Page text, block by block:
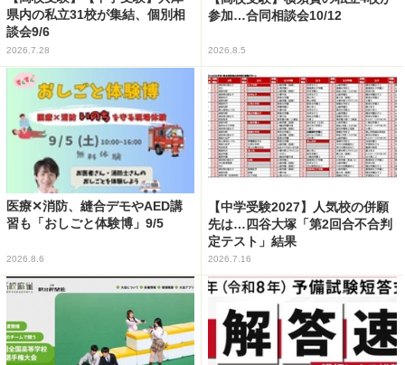
県内の私立31校が集結、個別相
談会9/6
2026.7.28
参加…合同相談会10/12
2026.8.5
医療✕消防、縫合デモやAED講
習も「おしごと体験博」9/5
2026.8.6
【中学受験2027】人気校の併願
先は…四谷大塚「第2回合不合判
定テスト」結果
2026.7.16